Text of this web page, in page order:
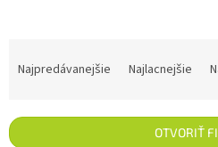
Najpredávanejšie Najlacnejšie
OTVORIŤ